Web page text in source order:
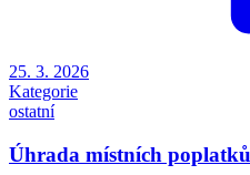
25. 3. 2026
Kategorie
ostatní
Úhrada místních poplatků